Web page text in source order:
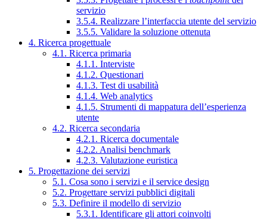
servizio
3.5.4. Realizzare l’interfaccia utente del servizio
3.5.5. Validare la soluzione ottenuta
4. Ricerca progettuale
4.1. Ricerca primaria
4.1.1. Interviste
4.1.2. Questionari
4.1.3. Test di usabilità
4.1.4. Web analytics
4.1.5. Strumenti di mappatura dell’esperienza
utente
4.2. Ricerca secondaria
4.2.1. Ricerca documentale
4.2.2. Analisi benchmark
4.2.3. Valutazione euristica
5. Progettazione dei servizi
5.1. Cosa sono i servizi e il service design
5.2. Progettare servizi pubblici digitali
5.3. Definire il modello di servizio
5.3.1. Identificare gli attori coinvolti